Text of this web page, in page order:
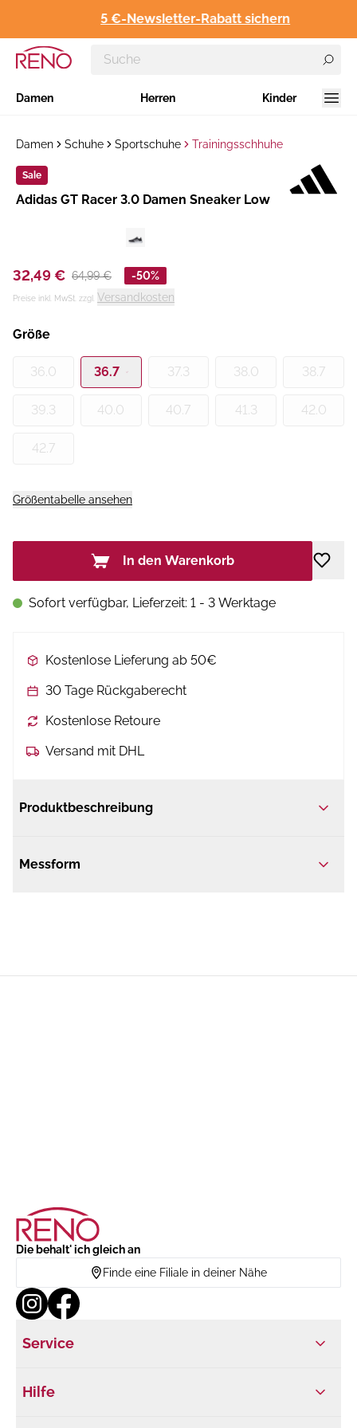
5 €-Newsletter-Rabatt sichern
Damen Herren Kinder
Damen Schuhe Sportschuhe Trainingsschhuhe
Sale
Hersteller:
​Adidas GT Racer 3.0 Damen Sneaker Low
32,49 € 64,99 € -50%
Preise inkl. MwSt. zzgl. Versandkosten
Größe
36.0 36.7 37.3 38.0 38.7
39.3 40.0 40.7 41.3 42.0
42.7
Größentabelle ansehen
In den Warenkorb
Sofort verfügbar, Lieferzeit: 1 - 3 Werktage
Kostenlose Lieferung ab 50€
30 Tage Rückgaberecht
Kostenlose Retoure
Versand mit DHL
Produktbeschreibung
Messform
Die behalt' ich gleich an
Finde eine Filiale in deiner Nähe
Service
Hilfe